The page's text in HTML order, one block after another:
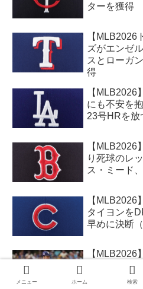
ターを獲得
【
ズがエンゼ
スとローガ
得
【MLB2026
にも不安を
23号HRを放
【
り死球のレ
ス・ミード
【MLB2026
タイヨンを
早めに決断（
【MLB2026
キーが今度
4シーム66
メニュー ホーム 検索